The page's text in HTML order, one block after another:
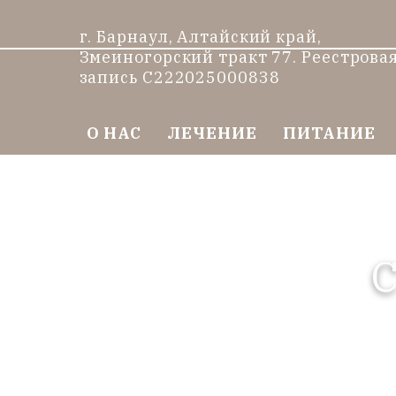
г. Барнаул, Алтайский край,
Змеиногорский тракт 77.
запись С222025000838
О НАС ЛЕЧЕНИЕ ПИТАНИЕ